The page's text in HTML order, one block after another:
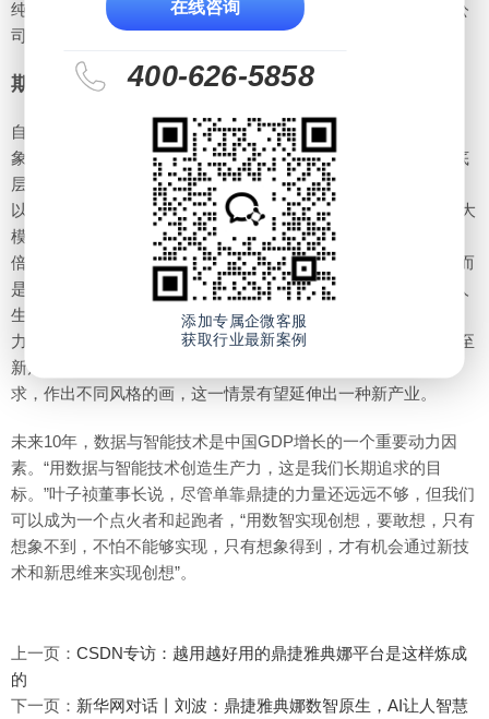
纯的赋能，而是通过多种形式给予客户数实结合的解决方案，公
司也将从原来单一的产品和服务公司向平台型企业迈进。
期待成为数智驱动的点火者、起跑者
自公司提出‘智能+’战略以来，就不断在思考，“智能化”的终极想
象是什么？在叶子祯董事长看来，创造数智价值已成为鼎捷的底
层逻辑，未来希望进一步以数据和智能技术带来创新的生产力。
以企业常见的文生设计场景为例，“人50分钟的工作，文生设计大
模型可能3分钟就做完了，同样时间创造的生产力相当于人的16
倍。”我们始终相信，人工智能技术的进步并非旨在取代人类，而
是释放人类的潜能，让人们能够更加深刻地高效的体验和享受人
生的乐趣。新技术应用的关键在于如何创造出更高价值的生产
力。“借助数据与智能技术，有望创造出一种新模式、新业态乃至
新产业。” 叶子祯董事长举例说，虚拟画家可以根据人们的需
求，作出不同风格的画，这一情景有望延伸出一种新产业。
未来10年，数据与智能技术是中国GDP增长的一个重要动力因
素。“用数据与智能技术创造生产力，这是我们长期追求的目
标。”叶子祯董事长说，尽管单靠鼎捷的力量还远远不够，但我们
可以成为一个点火者和起跑者，“用数智实现创想，要敢想，只有
想象不到，不怕不能够实现，只有想象得到，才有机会通过新技
术和新思维来实现创想”。
上一页： CSDN专访：越用越好用的鼎捷雅典娜平台是这样炼成
的
下一页： 新华网对话丨刘波：鼎捷雅典娜数智原生，AI让人智慧
在线咨询
400-626-5858
添加专属企微客服
获取行业最新案例